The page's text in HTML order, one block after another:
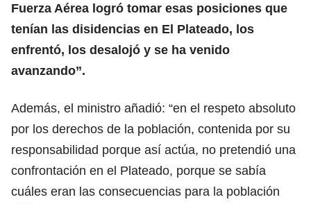
Fuerza Aérea logró tomar esas posiciones que
tenían las disidencias en El Plateado, los
enfrentó, los desalojó y se ha venido
avanzando”.
Además, el ministro añadió: “en el respeto absoluto
por los derechos de la población, contenida por su
responsabilidad porque así actúa, no pretendió una
confrontación en el Plateado, porque se sabía
cuáles eran las consecuencias para la población